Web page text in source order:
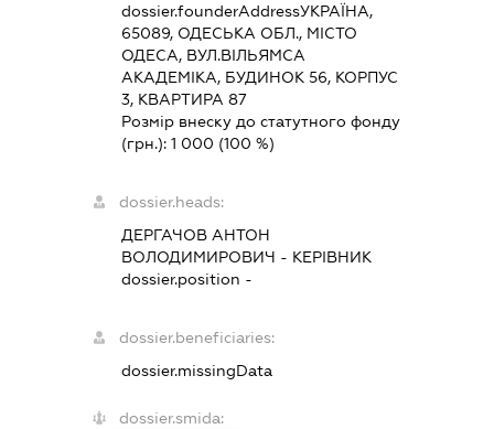
dossier.founderAddressУКРАЇНА,
65089, ОДЕСЬКА ОБЛ., МІСТО
ОДЕСА, ВУЛ.ВІЛЬЯМСА
АКАДЕМІКА, БУДИНОК 56, КОРПУС
3, КВАРТИРА 87
Розмір внеску до статутного фонду
(грн.):1 000 (100 %)
dossier.heads:
ДЕРГАЧОВ АНТОН
ВОЛОДИМИРОВИЧ - КЕРІВНИК
dossier.position -
dossier.beneficiaries:
dossier.missingData
dossier.smida: